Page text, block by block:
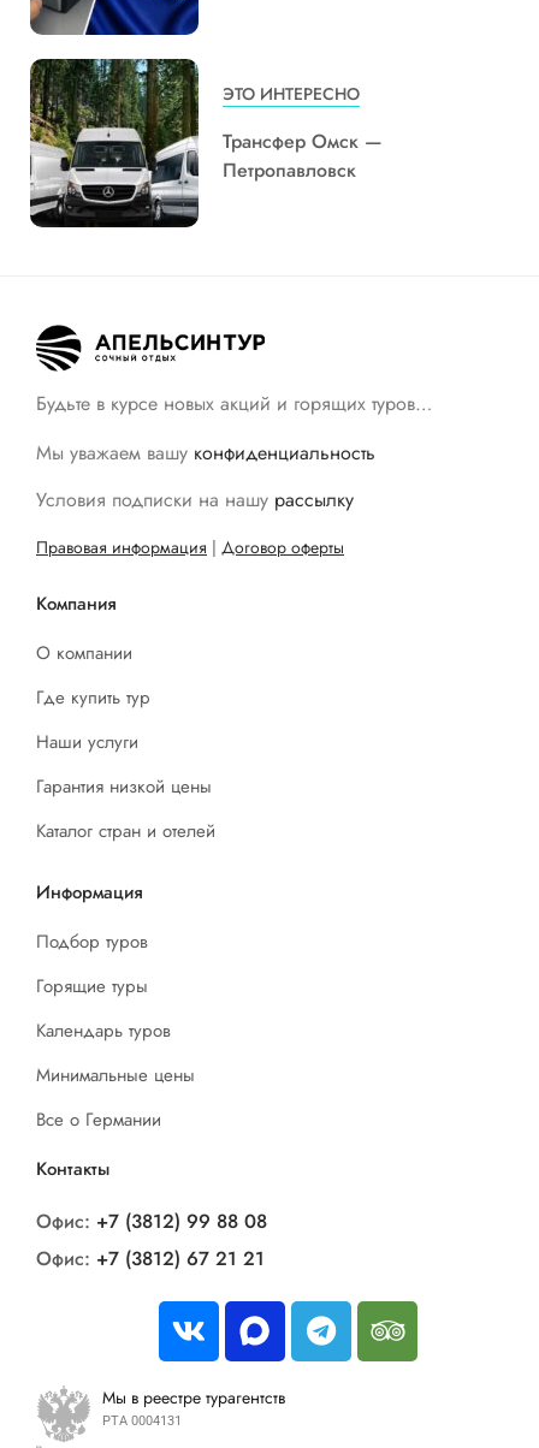
ЭТО ИНТЕРЕСНО
Трансфер Омск —
Петропавловск
Будьте в курсе новых акций и горящих туров…
Мы уважаем вашу конфиденциальность
Условия подписки на нашу рассылку
Правовая информация | Договор оферты
Компания
О компании
Где купить тур
Наши услуги
Гарантия низкой цены
Каталог стран и отелей
Информация
Подбор туров
Горящие туры
Календарь туров
Минимальные цены
Все о Германии
Контакты
Офис: +7 (3812) 99 88 08
Офис: +7 (3812) 67 21 21
Мы в реестре турагентств
РТА 0004131